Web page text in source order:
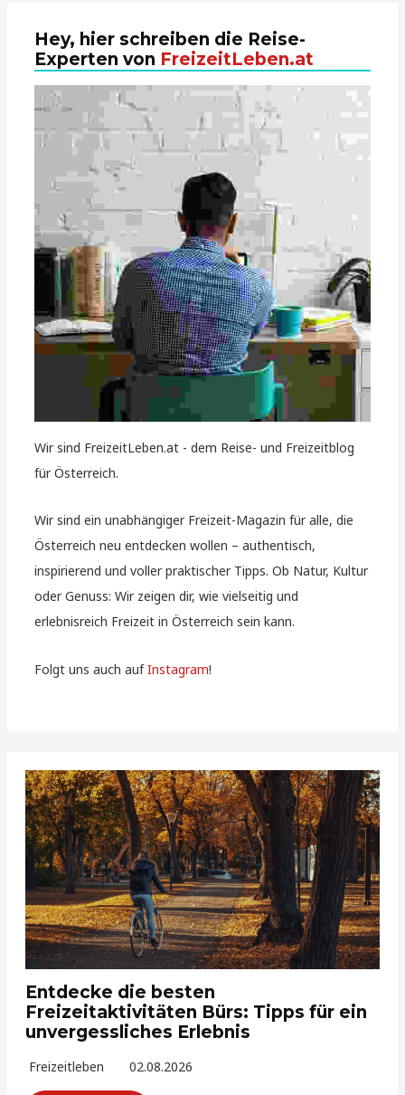
Hey, hier schreiben die Reise-
Experten von FreizeitLeben.at
Wir sind FreizeitLeben.at - dem Reise- und Freizeitblog
für Österreich.
Wir sind ein unabhängiger Freizeit-Magazin für alle, die
Österreich neu entdecken wollen – authentisch,
inspirierend und voller praktischer Tipps. Ob Natur, Kultur
oder Genuss: Wir zeigen dir, wie vielseitig und
erlebnisreich Freizeit in Österreich sein kann.
Folgt uns auch aufInstagram!
Entdecke die besten
Freizeitaktivitäten Bürs: Tipps für ein
unvergessliches Erlebnis
Freizeitleben 02.08.2026